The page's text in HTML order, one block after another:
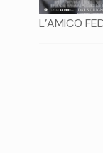
L’AMICO